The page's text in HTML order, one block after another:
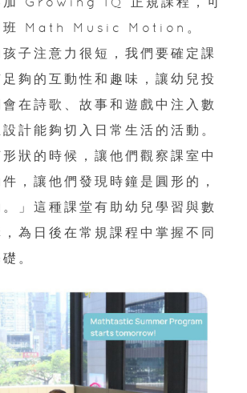
班 Math Music Motion。
孩子注意力很短，我們要確定課
夠的互動性和趣味，讓幼兒投
會在詩歌、故事和遊戲中注入數
計能夠切入日常生活的活動。
狀的時候，讓他們觀察課室中
，讓他們發現時鐘是圓形的，
」這種課堂有助幼兒學習與數
為日後在常規課程中掌握不同
。